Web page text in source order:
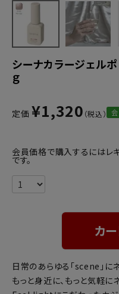
シーナカラージェルポ
ｇ
定価 ¥1,320
会員価格で購入するにはレ
です。
カ
日常のあらゆる「scene」に
もっと身近に、もっと気軽に